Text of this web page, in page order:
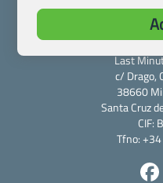
Todas las
Last
c/ Drago,
38660
Santa Cruz
CIF:
Tfno: